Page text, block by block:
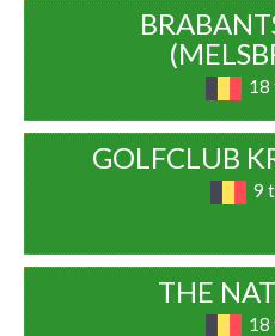
18
GOLFCLUB
9
THE
18